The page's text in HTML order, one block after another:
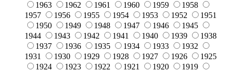
1963
1962 1961 1960 1959
1958
1957
1956 1955 1954 1953 1952
1951
1950
1949 1948 1947 1946
1945
1944
1943 1942 1941 1940 1939
1938
1937
1936 1935 1934 1933
1932
1931
1930 1929 1928 1927 1926
1925
1924
1923 1922 1921 1920
1919